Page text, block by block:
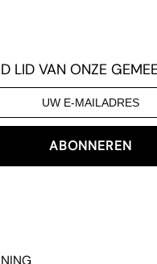
LID VAN ONZE
ABONNEREN